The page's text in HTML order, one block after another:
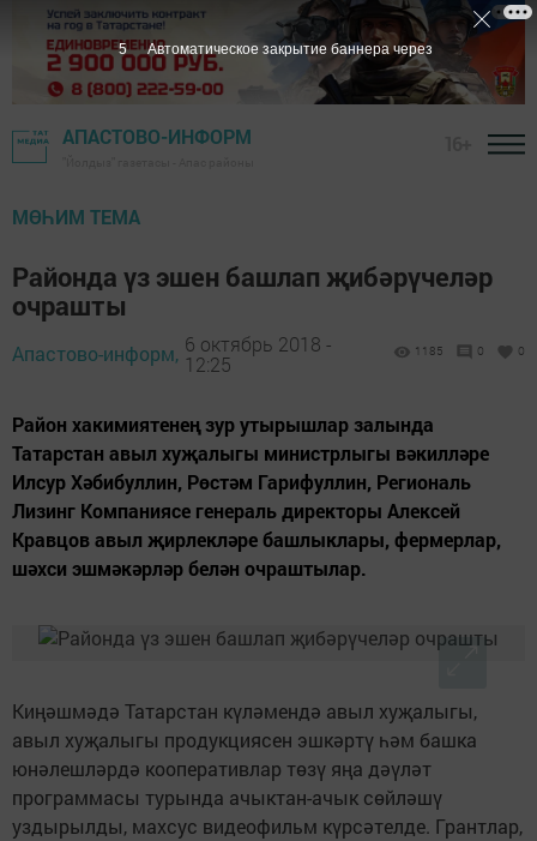
АПАСТОВО-ИНФОРМ
МӨҺИМ ТЕМА
Районда үз эшен башлап җибәрүчеләр
очрашты
Апастово-информ, 6 октябрь 2018 -
12:25
1185 0 0
Район хакимиятенең зур утырышлар залында
Татарстан авыл хуҗалыгы министрлыгы вәкилләре
Илсур Хәбибуллин, Рөстәм Гарифуллин, Региональ
Лизинг Компаниясе генераль директоры Алексей
Кравцов авыл җирлекләре башлыклары, фермерлар,
шәхси эшмәкәрләр белән очраштылар.
Киңәшмәдә Татарстан күләмендә авыл хуҗалыгы,
авыл хуҗалыгы продукциясен эшкәртү һәм башка
юнәлешләрдә кооперативлар төзү яңа дәүләт
программасы турында ачыктан-ачык сөйләшү
уздырылды, махсус видеофильм күрсәтелде. Грантлар,
5 Автоматическое закрытие баннера через